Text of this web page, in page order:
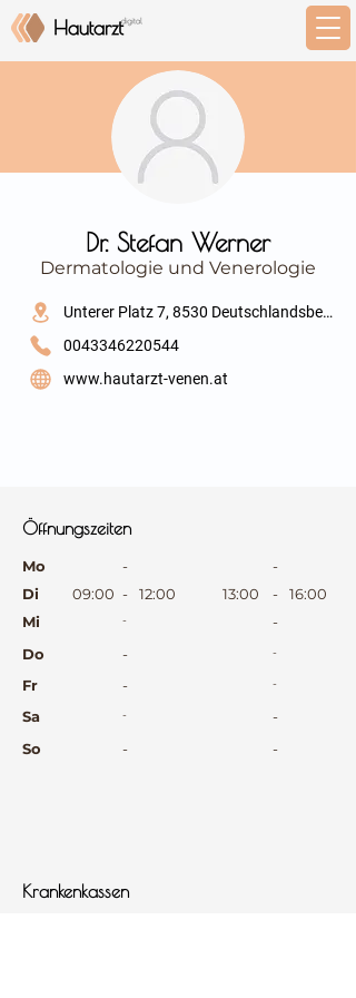
Dr. Stefan Werner
Dermatologie und Venerologie
Unterer Platz 7, 8530 Deutschlandsberg
0043346220544
www.hautarzt-venen.at
Öffnungszeiten
Mo
-
-
Di
09:00 - 12:00 13:00 -
16:00
Mi
-
-
Do
- -
Fr - -
Sa -
-
So
-
-
Krankenkassen